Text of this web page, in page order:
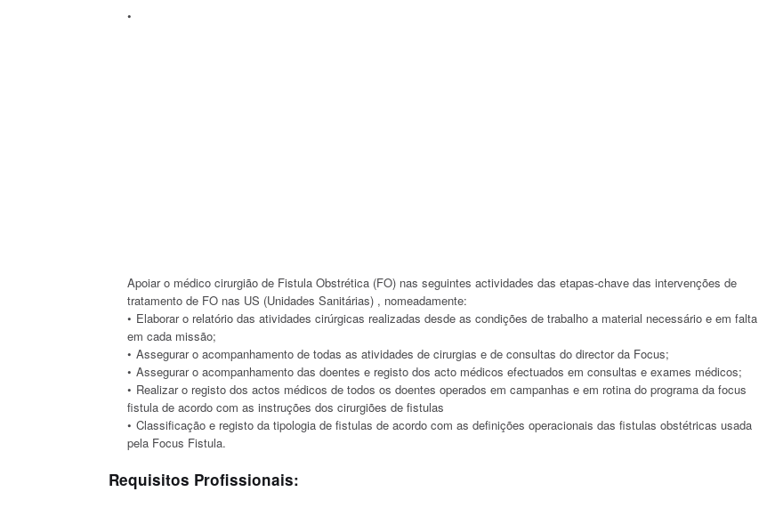
Apoiar o médico cirurgião de Fistula Obstrética (FO) nas seguintes actividades das etapas-chave das intervenções de
tratamento de FO nas US (Unidades Sanitárias) , nomeadamente:
Elaborar o relatório das atividades cirúrgicas realizadas desde as condições de trabalho a material necessário e em falta
em cada missão;
Assegurar o acompanhamento de todas as atividades de cirurgias e de consultas do director da Focus;
Assegurar o acompanhamento das doentes e registo dos acto médicos efectuados em consultas e exames médicos;
Realizar o registo dos actos médicos de todos os doentes operados em campanhas e em rotina do programa da focus
fistula de acordo com as instruções dos cirurgiões de fistulas
Classificação e registo da tipologia de fistulas de acordo com as definições operacionais das fistulas obstétricas usada
pela Focus Fistula.
Requisitos Profissionais: